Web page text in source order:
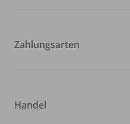
Zahlungsarten
Handel